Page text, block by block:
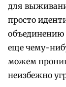
для
просто
еще чему-
можем
неизбежно